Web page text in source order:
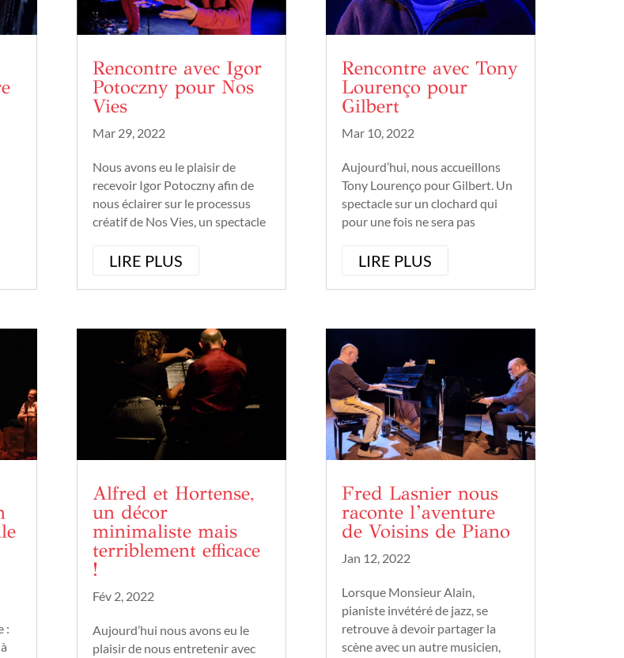
:
Rencontre avec Igor
Potoczny pour Nos
Vies
Mar 29, 2022
Nous avons eu le plaisir de
recevoir Igor Potoczny afin de
nous éclairer sur le processus
créatif de Nos Vies, un spectacle
improvisé sur le vécu des
Théâtre des Beaux Arts de
Igor Potoczny est...
LIRE PLUS
Alfred et Hortense,
un décor
minimaliste mais
terriblement efficace
!
Fév 2, 2022
Aujourd’hui nous avons eu le
plaisir de nous entretenir avec
Rencontre avec Tony
Lourenço pour
Gilbert
Mar 10, 2022
Aujourd’hui, nous accueillons
Tony Lourenço pour Gilbert. Un
spectacle sur un clochard qui
pour une fois ne sera pas
projecteurs. C’est à découvrir les
Beaux Arts de Bordeaux. Tony
LIRE PLUS
Fred Lasnier nous
raconte l’aventure
de Voisins de Piano
Jan 12, 2022
Lorsque Monsieur Alain,
pianiste invétéré de jazz, se
retrouve à devoir partager la
scène avec un autre musicien,